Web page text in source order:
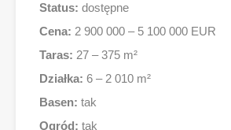
Status: dostępne
Cena: 2 900 000 – 5 100 000 EUR
Taras: 27 – 375 m²
Działka: 6 – 2 010 m²
Basen: tak
Ogród: tak